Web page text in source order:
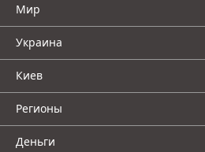
Мир
Украина
Киев
Регионы
Деньги